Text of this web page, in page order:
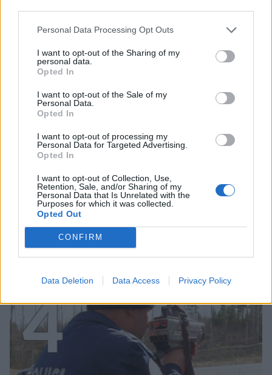
Personal Data Processing Opt Outs
I want to opt-out of the Sharing of my
personal data.
Opted In
I want to opt-out of the Sale of my
Personal Data.
Opted In
I want to opt-out of processing my
Personal Data for Targeted Advertising.
Opted In
I want to opt-out of Collection, Use,
Retention, Sale, and/or Sharing of my
Personal Data that Is Unrelated with the
Purposes for which it was collected.
Opted Out
CONFIRM
Data Deletion Data Access Privacy Policy
F/A-18 Hornet jyrähtää ylilennolle
Jyväskylässä – katuja suljetaan
3
UUTISET
Kela voi leikata tukia
ulkomaanmatkan vuoksi
4